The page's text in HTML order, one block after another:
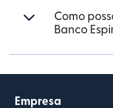
Como
Banco
Empresa